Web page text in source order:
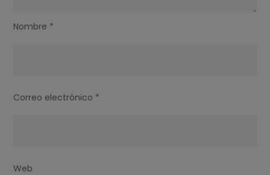
Nombre *
Correo electrónico *
Web